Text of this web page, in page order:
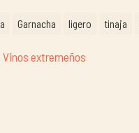
Garnacha ligero tinaja
Vinos extremeños